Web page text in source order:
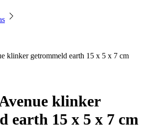
klinker getrommeld earth 15 x 5 x 7 cm
klinker
earth 15 x 5 x 7 cm